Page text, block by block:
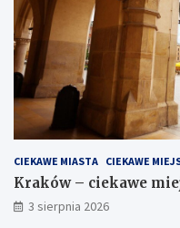
CIEKAWE MIASTA CIEKAWE
Kraków – ciekawe
3 sierpnia 2026